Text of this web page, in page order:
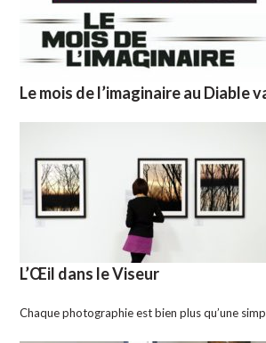
Le mois de l’imaginaire au Diable
L’Œil dans le Viseur
Chaque photographie est bien plus qu’une